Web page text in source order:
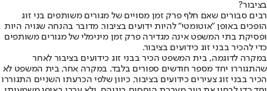
בציבור?
רבים סבורים שאם חלף פרק זמן מסויים של מגורים משותפים בני זוג
הופכים באופן "אוטומטי" להיות ידועים בציבור. מדובר בהנחה שגויה היות
ופסיקת בתי המשפט אינה מגדירה פרק זמן מינימלי של מגורים משותפים
כדי להכיר בבני זוג כידועים בציבור.
במקרה לדוגמה, בית המשפט הכיר בבני זוג כידועים בציבור לאחר
שהתגוררו יחד מספר חודשים ספורים בלבד. במקרה אחר, בית המשפט לא
הכיר בבני זוג צעירים כידועים בציבור, כיוון שלפי הכרעתו השניים התגוררו